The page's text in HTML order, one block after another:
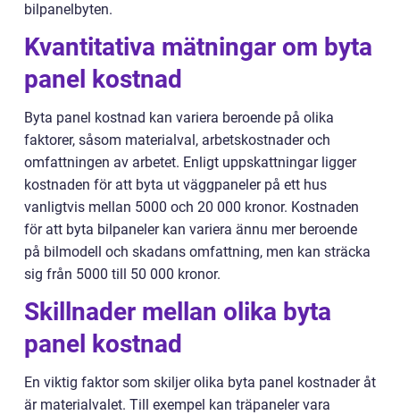
bilpanelbyten.
Kvantitativa mätningar om byta
panel kostnad
Byta panel kostnad kan variera beroende på olika
faktorer, såsom materialval, arbetskostnader och
omfattningen av arbetet. Enligt uppskattningar ligger
kostnaden för att byta ut väggpaneler på ett hus
vanligtvis mellan 5000 och 20 000 kronor. Kostnaden
för att byta bilpaneler kan variera ännu mer beroende
på bilmodell och skadans omfattning, men kan sträcka
sig från 5000 till 50 000 kronor.
Skillnader mellan olika byta
panel kostnad
En viktig faktor som skiljer olika byta panel kostnader åt
är materialvalet. Till exempel kan träpaneler vara